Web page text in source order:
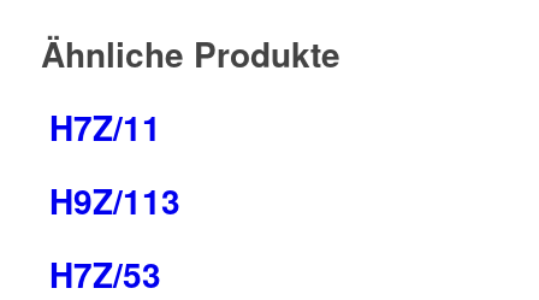
Ähnliche Produkte
H7Z/11
H9Z/113
H7Z/53